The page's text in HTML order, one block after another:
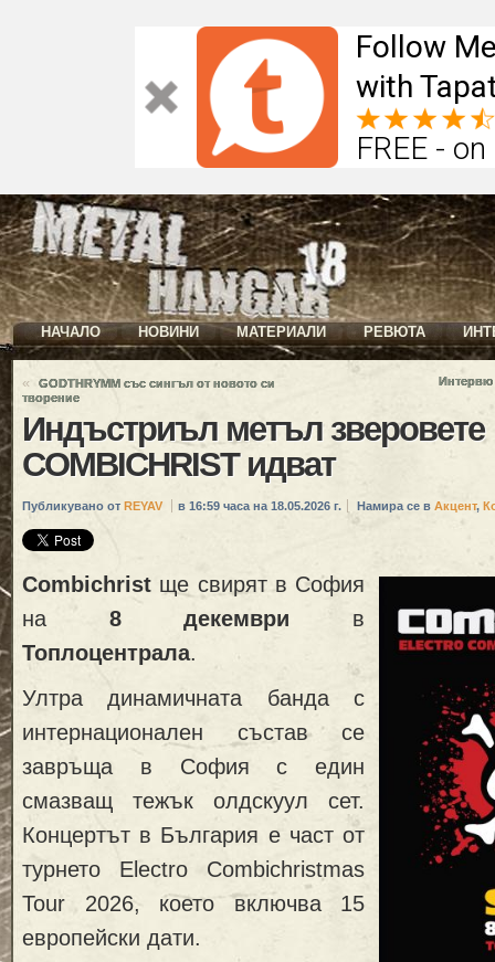
Follow
with
FREE -
НАЧАЛО НОВИНИ МАТЕРИАЛИ РЕВЮТА
«
GODTHRYMM със сингъл от новото си
творение
Интервю
Индъстриъл метъл зверовете
COMBICHRIST идват
Публикувано от REYAV в 16:59 часа на 18.05.2026 г. Намира се в Акцент,
Combichrist ще свирят в София
на 8 декември в
Топлоцентрала.
Ултра динамичната банда с
интернационален състав се
завръща в София с един
смазващ тежък олдскуул сет.
Концертът в България е част от
турнето Electro Combichristmas
Tour 2026, което включва 15
европейски дати.